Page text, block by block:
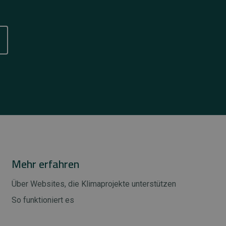
Mehr erfahren
Über Websites, die Klimaprojekte unterstützen
So funktioniert es